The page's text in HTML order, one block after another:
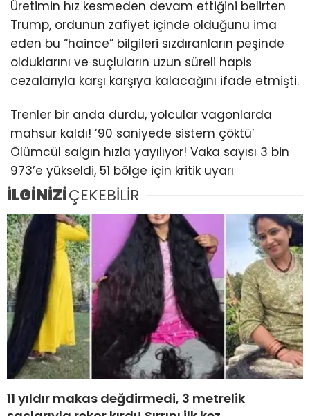
Üretimin hız kesmeden devam ettiğini belirten
Trump, ordunun zafiyet içinde olduğunu ima
eden bu “haince” bilgileri sızdıranların peşinde
olduklarını ve suçluların uzun süreli hapis
cezalarıyla karşı karşıya kalacağını ifade etmişti.
Trenler bir anda durdu, yolcular vagonlarda
mahsur kaldı! ’90 saniyede sistem çöktü’
Ölümcül salgın hızla yayılıyor! Vaka sayısı 3 bin
973’e yükseldi, 51 bölge için kritik uyarı
İLGİNİZİÇEKEBİLİR
11 yıldır makas değdirmedi, 3 metrelik